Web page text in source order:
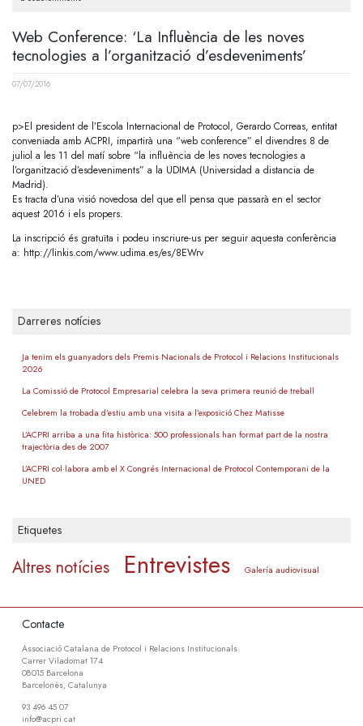
Web Conference: ‘La Influència de les noves
tecnologies a l’organització d’esdeveniments’
07/07/2016
p>El president de l’Escola Internacional de Protocol, Gerardo Correas, entitat
conveniada amb ACPRI, impartirà una “web conference” el divendres 8 de
juliol a les 11 del matí sobre “la influència de les noves tecnologies a
l’organització d’esdeveniments” a la UDIMA (Universidad a distancia de
Madrid).
Es tracta d’una visió novedosa del que ell pensa que passarà en el sector
aquest 2016 i els propers.
La inscripció és gratuïta i podeu inscriure-us per seguir aquesta conferència
a: http://linkis.com/www.udima.es/es/8EWrv
Darreres notícies
Ja tenim els guanyadors dels Premis Nacionals de Protocol i Relacions Institucionals
2026
La Comissió de Protocol Empresarial celebra la seva primera reunió de treball
Celebrem la trobada d’estiu amb una visita a l’exposició Chez Matisse
L’ACPRI arriba a una fita històrica: 500 professionals han format part de la nostra
trajectòria des de 2007
L’ACPRI col·labora amb el X Congrés Internacional de Protocol Contemporani de la
UNED
Etiquetes
Altres notícies Entrevistes Galería audiovisual
Contacte
Associació Catalana de Protocol i Relacions Institucionals
Carrer Viladomat 174
08015 Barcelona
Barcelonès, Catalunya
93 496 45 07
info@acpri.cat